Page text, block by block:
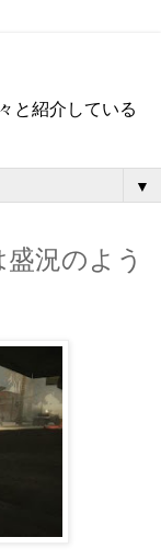
と紹介している
▼
盛況のよう